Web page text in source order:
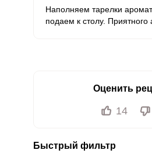
Наполняем тарелки
подаем к столу. Приятного
Оценить
14
Быстрый фильтр